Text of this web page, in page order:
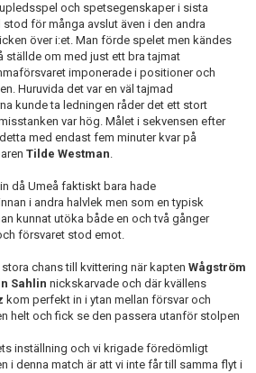
och spetsegenskaper i sista
för många avslut även i den andra
över i:et. Man förde spelet men kändes
ställde om med just ett bra tajmat
imponerade i positioner och
Huruvida det var en väl tajmad
kunde ta ledningen råder det ett stort
var hög. Målet i sekvensen efter
med endast fem minuter kvar på
Tilde Westman.
då Umeå faktiskt bara hade
i andra halvlek men som en typisk
kunnat utöka både en och två gånger
försvaret stod emot.
chans till kvittering när kapten Wågström
Sahlin nickskarvade och där kvällens
kom perfekt in i ytan mellan försvar och
helt och fick se den passera utanför stolpen
inställning och vi krigade föredömligt
i denna match är att vi inte får till samma flyt i